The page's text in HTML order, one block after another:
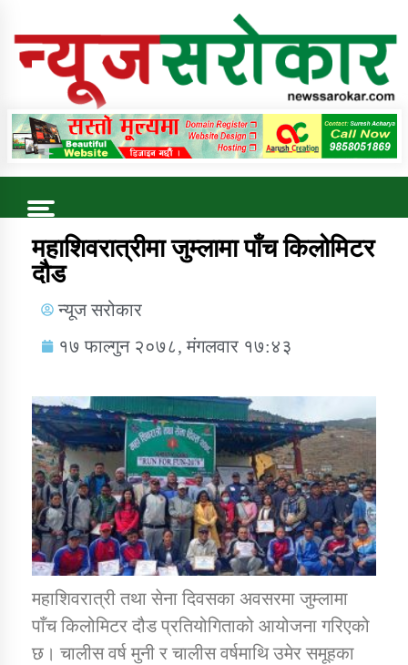
Online News Portal
Trending Now
कुषि बिकास कार्यालय जुम्ला सुचना सन्देश
डिभिजन कार्यालय जुम्लाको सुचना सन्देश
कर्णाली प्रविधि शिक्षालय जुम्लाको सुचना
सामाजिक बिकास कार्यालय जुम्लाकाे सुचना
महाशिवरात्रीमा जुम्लामा पाँच किलोमिटर
दौड
न्यूज सरोकार
१७ फाल्गुन २०७८, मंगलवार १७:४३
महाशिवरात्री तथा सेना दिवसका अवसरमा जुम्लामा
पाँच किलोमिटर दौड प्रतियोगिताको आयोजना गरिएको
छ। चालीस वर्ष मुनी र चालीस वर्षमाथि उमेर समूहका